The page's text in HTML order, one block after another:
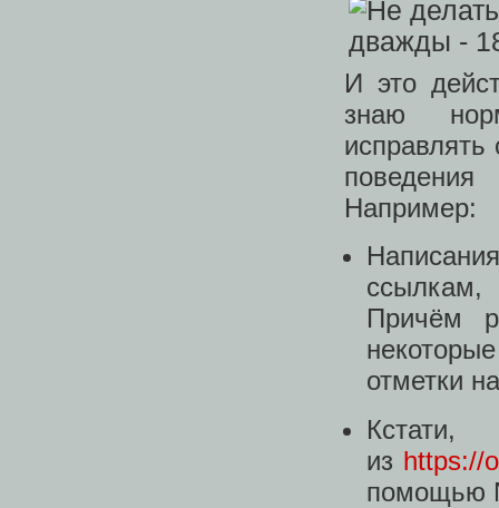
И это
знаю
Например:
ссылкам,
Причём
отметки
из https://
помощью